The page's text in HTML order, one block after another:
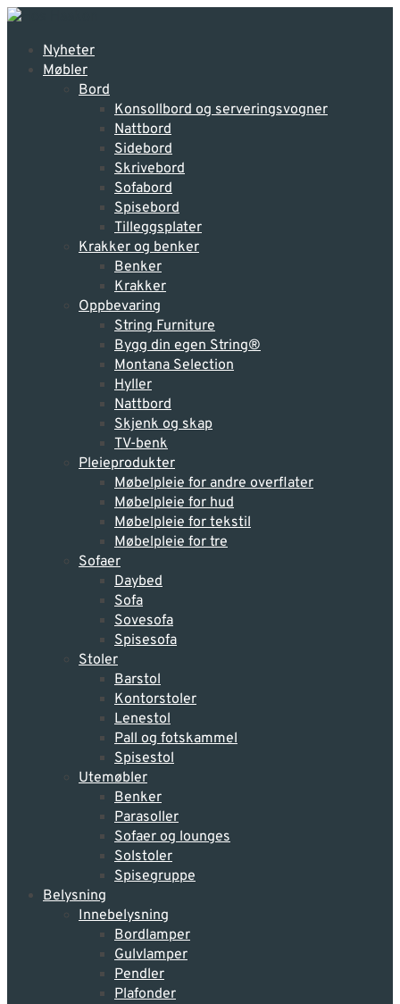
Nyheter
Møbler
Bord
Konsollbord og serveringsvogner
Nattbord
Sidebord
Skrivebord
Sofabord
Spisebord
Tilleggsplater
Krakker og benker
Benker
Krakker
Oppbevaring
String Furniture
Bygg din egen String®
Montana Selection
Hyller
Nattbord
Skjenk og skap
TV-benk
Pleie­produkter
Møbelpleie for andre overflater
Møbelpleie for hud
Møbelpleie for tekstil
Møbelpleie for tre
Sofaer
Daybed
Sofa
Sovesofa
Spisesofa
Stoler
Barstol
Kontorstoler
Lenestol
Pall og fotskammel
Spisestol
Utemøbler
Benker
Parasoller
Sofaer og lounges
Solstoler
Spisegruppe
Belysning
Innebelysning
Bordlamper
Gulvlamper
Pendler
Plafonder